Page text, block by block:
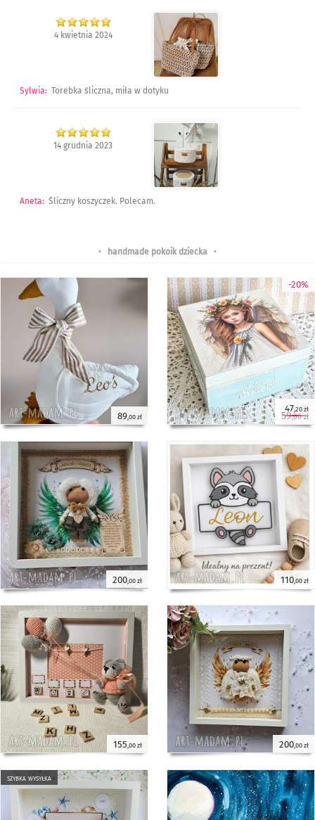
4 kwietnia 2024
Sylwia: Torebka śliczna, miła w dotyku
14 grudnia 2023
Aneta: Śliczny koszyczek. Polecam.
• handmade pokoik dziecka •
89,00 zł
-20%
47,20 zł
59,00 zł
200,00 zł 110,00 zł
155 ,00 zł 200,00 zł
szybka wysyłka